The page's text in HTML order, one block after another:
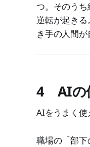
つ。そのう
逆転が起き
き手の人間
4 AIの
AIをうまく使
職場の「部下